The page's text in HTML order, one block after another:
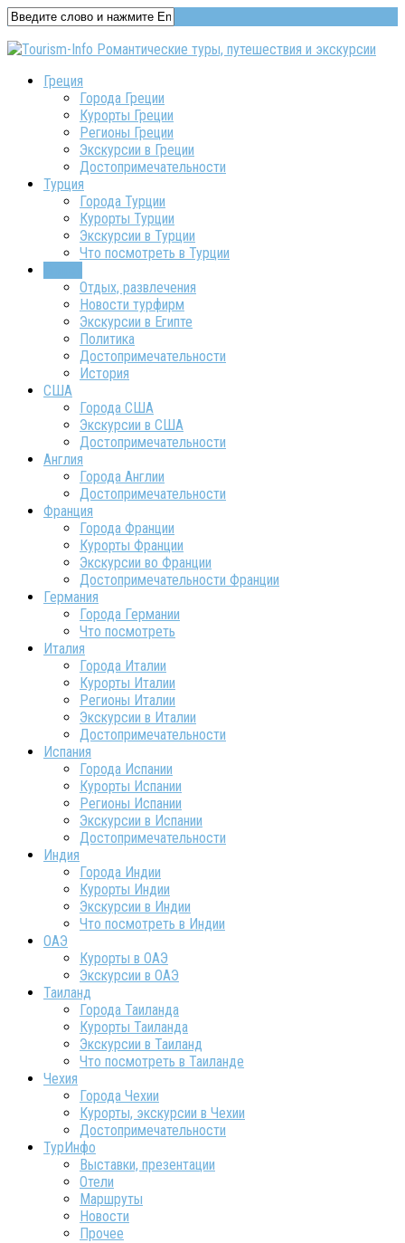
Греция
Города Греции
Курорты Греции
Регионы Греции
Экскурсии в Греции
Достопримечательности
Турция
Города Турции
Курорты Турции
Экскурсии в Турции
Что посмотреть в Турции
Отдых, развлечения
Новости турфирм
Экскурсии в Египте
Политика
Достопримечательности
История
США
Города США
Экскурсии в США
Достопримечательности
Англия
Города Англии
Достопримечательности
Франция
Города Франции
Курорты Франции
Экскурсии во Франции
Достопримечательности Франции
Германия
Города Германии
Что посмотреть
Италия
Города Италии
Курорты Италии
Регионы Италии
Экскурсии в Италии
Достопримечательности
Испания
Города Испании
Курорты Испании
Регионы Испании
Экскурсии в Испании
Достопримечательности
Индия
Города Индии
Курорты Индии
Экскурсии в Индии
Что посмотреть в Индии
ОАЭ
Курорты в ОАЭ
Экскурсии в ОАЭ
Таиланд
Города Таиланда
Курорты Таиланда
Экскурсии в Таиланд
Что посмотреть в Таиланде
Чехия
Города Чехии
Курорты, экскурсии в Чехии
Достопримечательности
ТурИнфо
Выставки, презентации
Отели
Маршруты
Новости
Прочее